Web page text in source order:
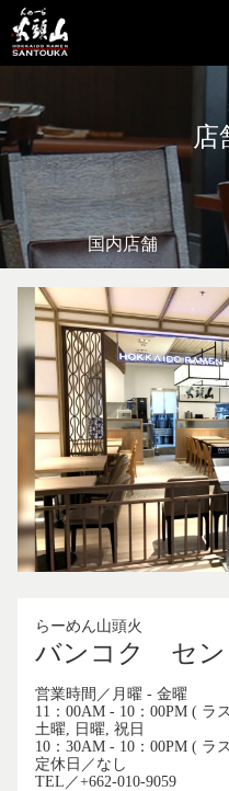
店
国内店舗
らーめん山頭火
バンコク セン
営業時間／月曜 - 金曜
11：00AM - 10：00PM ( ラ
土曜, 日曜, 祝日
10：30AM - 10：00PM ( ラ
定休日／なし
TEL／+662-010-9059